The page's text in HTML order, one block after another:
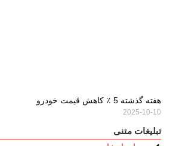
هفته گذشته 5 ٪ کاهش قیمت خودرو
2025-10-10
تبلیغات متنی